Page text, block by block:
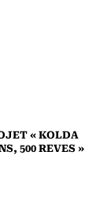
« KOLDA
500 REVES »